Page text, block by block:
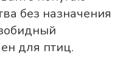
без назначения
для птиц.